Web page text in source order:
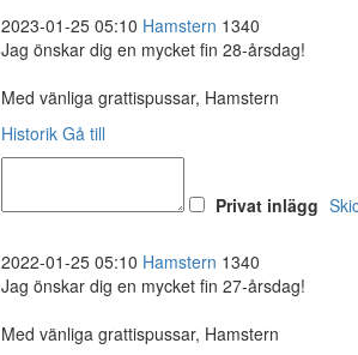
2023-01-25 05:10 Hamstern 1340
Jag önskar dig en mycket fin 28-årsdag!
Med vänliga grattispussar, Hamstern
Historik Gå till
Privat inlägg
2022-01-25 05:10 Hamstern 1340
Jag önskar dig en mycket fin 27-årsdag!
Med vänliga grattispussar, Hamstern